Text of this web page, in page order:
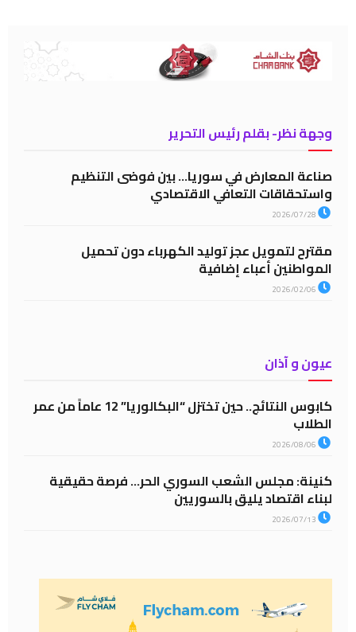
وجهة نظر- بقلم رئيس التحرير
صناعة المعارض في سوريا… بين فوضى التنظيم
واستحقاقات التعافي الاقتصادي
مقترح لتمويل عجز توليد الكهرباء دون تحميل
المواطنين أعباء إضافية
عيون و آذان
كابوس النتائج.. حين تختزل “البكالوريا” 12 عاماً من عمر
الطلاب
كنينة: مجلس الشعب السوري الحر… فرصة حقيقية
لبناء اقتصاد يليق بالسوريين